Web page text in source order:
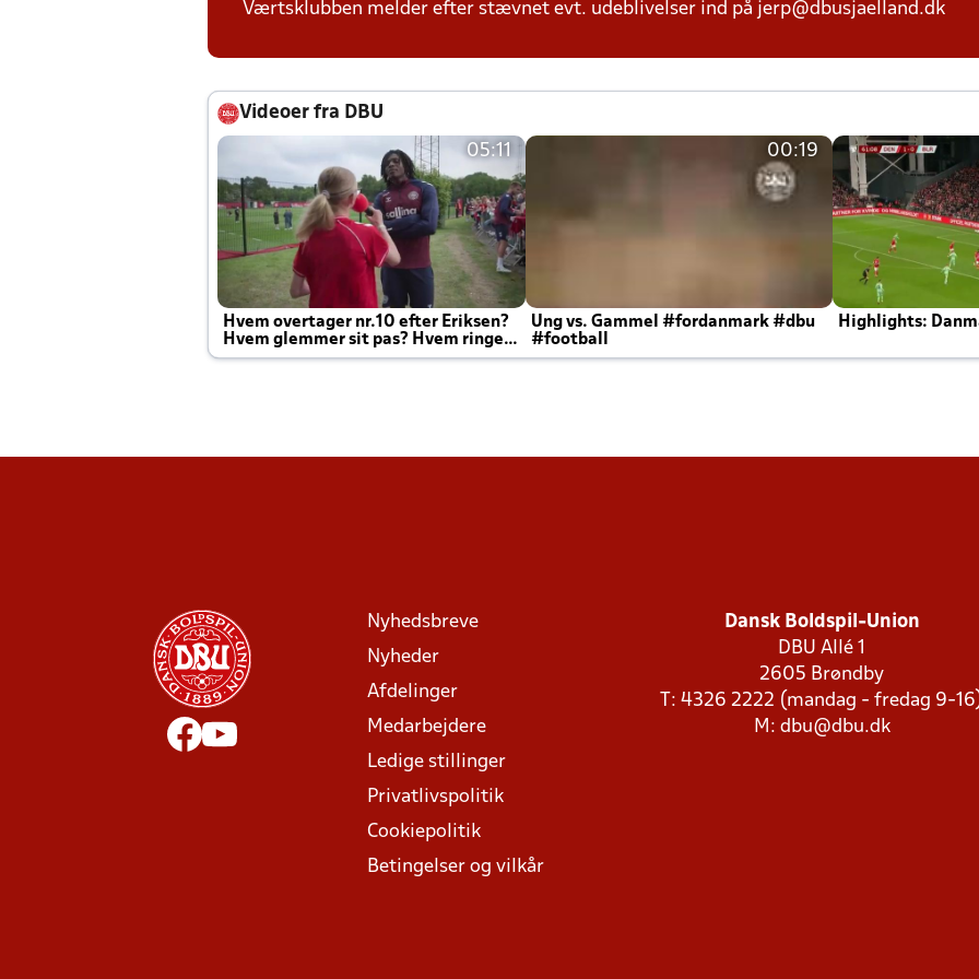
Værtsklubben melder efter stævnet evt. udeblivelser ind på jerp@dbusjaelland.dk
Videoer fra DBU
05:11
Hvem overtager nr.10 efter Eriksen?
Hvem glemmer sit pas? Hvem ringer
Joachim altid til efter kampe?
00:19
Ung vs. Gammel #fordanmark #dbu
#football
Highlights:
Nyhedsbreve
Nyheder
Afdelinger
Medarbejdere
Ledige stillinger
Privatlivspolitik
Cookiepolitik
Betingelser og vilkår
Dansk Boldspil-Union
DBU Allé 1
2605 Brøndby
T: 4326 2222 (mandag - fredag 9-
M: dbu@dbu.dk